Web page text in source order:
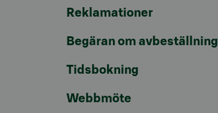
Reklamationer
Begäran om avbeställning
Tidsbokning
Webbmöte